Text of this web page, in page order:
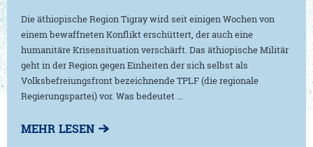
Die äthiopische Region Tigray wird seit einigen Wochen von
einem bewaffneten Konflikt erschüttert, der auch eine
humanitäre Krisensituation verschärft. Das äthiopische Militär
geht in der Region gegen Einheiten der sich selbst als
Volksbefreiungsfront bezeichnende TPLF (die regionale
Regierungspartei) vor. Was bedeutet …
MEHR LESEN